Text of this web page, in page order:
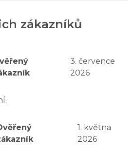
zákazníků
3. července
2026
1. května
2026